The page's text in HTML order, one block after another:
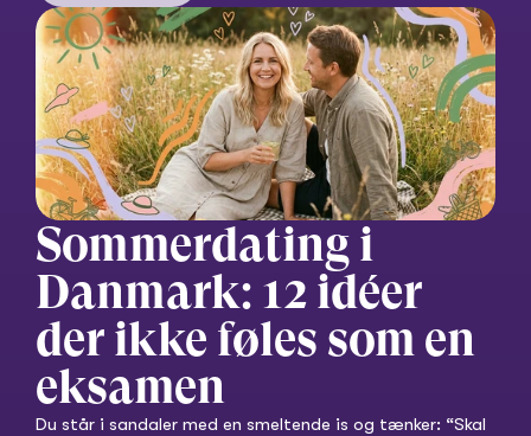
Sommerdating i
Danmark: 12 idéer
der ikke føles som en
eksamen
Du står i sandaler med en smeltende is og tænker: “Skal